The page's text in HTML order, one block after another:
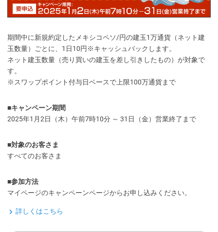
期間中に新規約定したメキシコペソ/円の建玉1万通貨（ネット建
玉数量）ごとに、1日10円※キャッシュバックします。
ネット建玉数量（売り買いの建玉を差し引きしたもの）が対象で
す。
※スワップポイント付与日ベースで上限100万通貨まで
■キャンペーン期間
2025年1月2日（木）午前7時10分 ～ 31日（金）営業終了まで
■対象のお客さま
すべてのお客さま
■参加方法
マイページのキャンペーンページからお申し込みください。
詳しくはこちら